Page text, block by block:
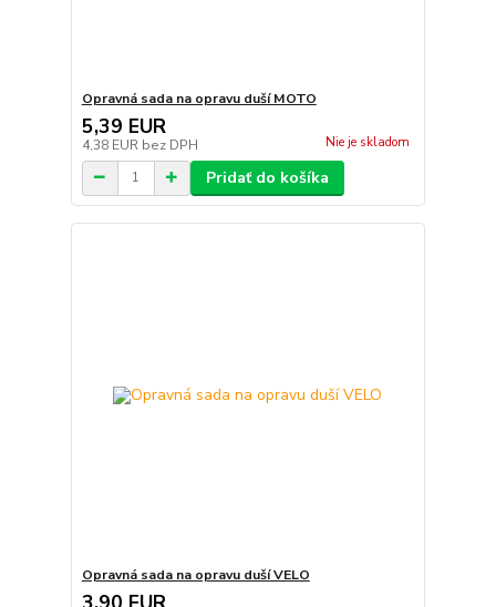
Opravná sada na opravu duší MOTO
5,39 EUR
4,38 EUR bez DPH Nie je skladom
Pridať do košíka
Opravná sada na opravu duší VELO